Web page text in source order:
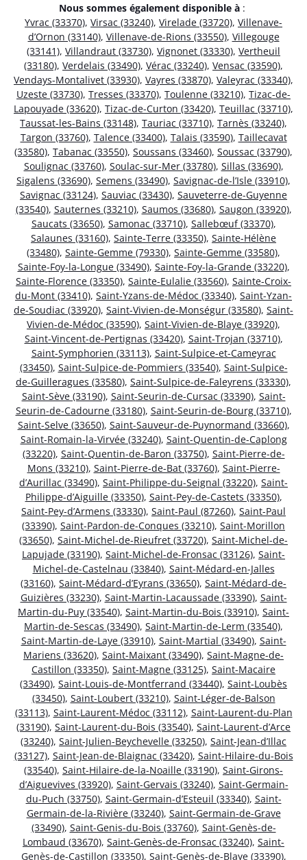
Nous sommes également disponible à :
Yvrac (33370), Virsac (33240), Virelade (33720), Villenave-
d’Ornon (33140), Villenave-de-Rions (33550), Villegouge
(33141), Villandraut (33730), Vignonet (33330), Vertheuil
(33180), Verdelais (33490), Vérac (33240), Vensac (33590),
Vendays-Montalivet (33930), Vayres (33870), Valeyrac (33340),
Uzeste (33730), Tresses (33370), Toulenne (33210), Tizac-de-
Lapouyade (33620), Tizac-de-Curton (33420), Teuillac (33710),
Taussat-les-Bains (33148), Tauriac (33710), Tarnès (33240),
Targon (33760), Talence (33400), Talais (33590), Taillecavat
(33580), Tabanac (33550), Soussans (33460), Soussac (33790),
Soulignac (33760), Soulac-sur-Mer (33780), Sillas (33690),
Sigalens (33690), Semens (33490), Savignac-de-l’Isle (33910),
Savignac (33124), Sauviac (33430), Sauveterre-de-Guyenne
(33540), Sauternes (33210), Saumos (33680), Saugon (33920),
Saucats (33650), Samonac (33710), Sallebœuf (33370),
Salaunes (33160), Sainte-Terre (33350), Sainte-Hélène
(33480), Sainte-Gemme (79330), Sainte-Gemme (33580),
Sainte-Foy-la-Longue (33490), Sainte-Foy-la-Grande (33220),
Sainte-Florence (33350), Sainte-Eulalie (33560), Sainte-Croix-
du-Mont (33410), Saint-Yzans-de-Médoc (33340), Saint-Yzan-
de-Soudiac (33920), Saint-Vivien-de-Monségur (33580), Saint-
Vivien-de-Médoc (33590), Saint-Vivien-de-Blaye (33920),
Saint-Vincent-de-Pertignas (33420), Saint-Trojan (33710),
Saint-Symphorien (33113), Saint-Sulpice-et-Cameyrac
(33450), Saint-Sulpice-de-Pommiers (33540), Saint-Sulpice-
de-Guilleragues (33580), Saint-Sulpice-de-Faleyrens (33330),
Saint-Sève (33190), Saint-Seurin-de-Cursac (33390), Saint-
Seurin-de-Cadourne (33180), Saint-Seurin-de-Bourg (33710),
Saint-Selve (33650), Saint-Sauveur-de-Puynormand (33660),
Saint-Romain-la-Virvée (33240), Saint-Quentin-de-Caplong
(33220), Saint-Quentin-de-Baron (33750), Saint-Pierre-de-
Mons (33210), Saint-Pierre-de-Bat (33760), Saint-Pierre-
d’Aurillac (33490), Saint-Philippe-du-Seignal (33220), Saint-
Philippe-d’Aiguille (33350), Saint-Pey-de-Castets (33350),
Saint-Pey-d’Armens (33330), Saint-Paul (87260), Saint-Paul
(33390), Saint-Pardon-de-Conques (33210), Saint-Morillon
(33650), Saint-Michel-de-Rieufret (33720), Saint-Michel-de-
Lapujade (33190), Saint-Michel-de-Fronsac (33126), Saint-
Michel-de-Castelnau (33840), Saint-Médard-en-Jalles
(33160), Saint-Médard-d’Eyrans (33650), Saint-Médard-de-
Guizières (33230), Saint-Martin-Lacaussade (33390), Saint-
Martin-du-Puy (33540), Saint-Martin-du-Bois (33910), Saint-
Martin-de-Sescas (33490), Saint-Martin-de-Lerm (33540),
Saint-Martin-de-Laye (33910), Saint-Martial (33490), Saint-
Mariens (33620), Saint-Maixant (33490), Saint-Magne-de-
Castillon (33350), Saint-Magne (33125), Saint-Macaire
(33490), Saint-Louis-de-Montferrand (33440), Saint-Loubès
(33450), Saint-Loubert (33210), Saint-Léger-de-Balson
(33113), Saint-Laurent-Médoc (33112), Saint-Laurent-du-Plan
(33190), Saint-Laurent-du-Bois (33540), Saint-Laurent-d’Arce
(33240), Saint-Julien-Beychevelle (33250), Saint-Jean-d’Illac
(33127), Saint-Jean-de-Blaignac (33420), Saint-Hilaire-du-Bois
(33540), Saint-Hilaire-de-la-Noaille (33190), Saint-Girons-
d’Aiguevives (33920), Saint-Gervais (33240), Saint-Germain-
du-Puch (33750), Saint-Germain-d’Esteuil (33340), Saint-
Germain-de-la-Rivière (33240), Saint-Germain-de-Grave
(33490), Saint-Genis-du-Bois (33760), Saint-Genès-de-
Lombaud (33670), Saint-Genès-de-Fronsac (33240), Saint-
Genès-de-Castillon (33350), Saint-Genès-de-Blaye (33390),